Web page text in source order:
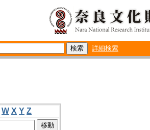
詳細検索
W X Y Z